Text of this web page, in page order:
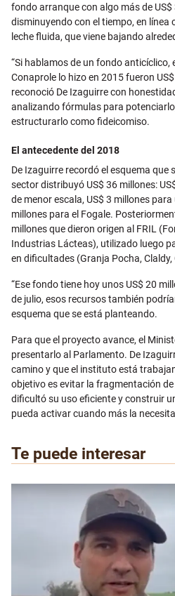
fondo arranque con algo más de US$
disminuyendo con el tiempo, en línea
leche fluida, que viene bajando
“Si hablamos de un fondo anticíclico,
Conaprole lo hizo en 2015 fueron
reconoció De Izaguirre con
analizando fórmulas para
estructurarlo como fideicomiso.
El antecedente del 2018
De Izaguirre recordó el esquema que
sector distribuyó US$ 36 millones:
de menor escala, US$ 3 millones
millones para el Fogale.
millones que dieron origen al FRIL
Industrias Lácteas), utilizado luego
en dificultades (Granja Pocha, Claldy,
“Ese fondo tiene hoy unos US$ 20
de julio, esos recursos también
esquema que se está planteando.
Para que el proyecto avance, el
presentarlo al Parlamento. De
camino y que el instituto está
objetivo es evitar la fragmentación
dificultó su uso eficiente y construir
pueda activar cuando más la
Te puede interesar